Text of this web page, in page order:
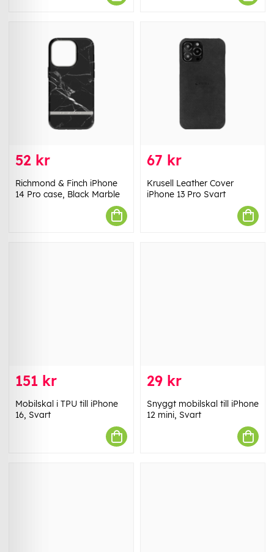
52 kr
Richmond & Finch iPhone
14 Pro case, Black Marble
67 kr
Krusell Leather Cover
iPhone 13 Pro Svart
151 kr
Mobilskal i TPU till iPhone
16, Svart
29 kr
Snyggt mobilskal till iPhone
12 mini, Svart